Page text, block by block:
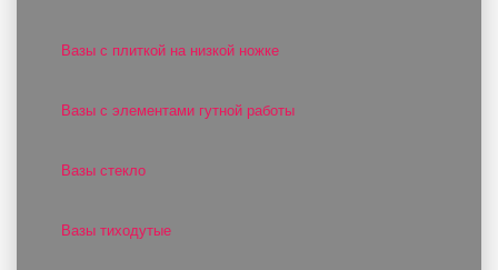
Вазы с плиткой на низкой ножке
Вазы с элементами гутной работы
Вазы стекло
Вазы тиходутые